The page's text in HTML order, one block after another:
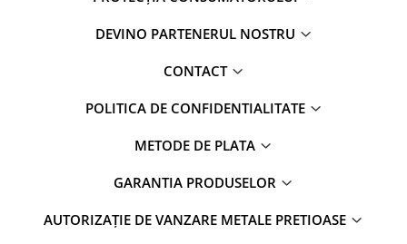
DEVINO PARTENERUL NOSTRU
CONTACT
POLITICA DE CONFIDENTIALITATE
METODE DE PLATA
GARANTIA PRODUSELOR
AUTORIZAȚIE DE VANZARE METALE PRETIOASE